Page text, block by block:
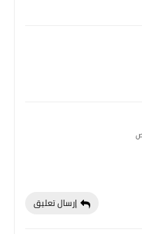
إرسال تعليق